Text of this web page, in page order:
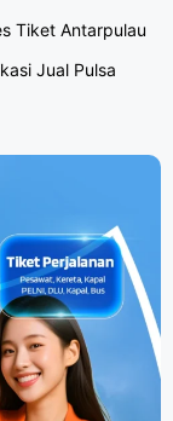
Tiket Antarpulau
Jual Pulsa